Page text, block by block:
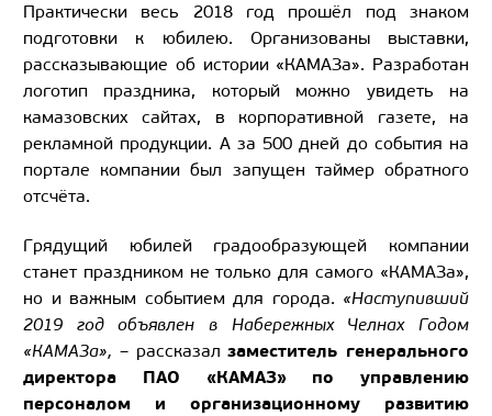
Практически весь 2018 год прошёл под знаком
подготовки к юбилею. Организованы выставки,
рассказывающие об истории «КАМАЗа». Разработан
логотип праздника, который можно увидеть на
камазовских сайтах, в корпоративной газете, на
рекламной продукции. А за 500 дней до события на
портале компании был запущен таймер обратного
отсчёта.
Грядущий юбилей градообразующей компании
станет праздником не только для самого «КАМАЗа»,
но и важным событием для города. «Наступивший
2019 год объявлен в Набережных Челнах Годом
«КАМАЗа», – рассказалзаместитель генерального
директора ПАО «КАМАЗ» по управлению
персоналом и организационному развитию